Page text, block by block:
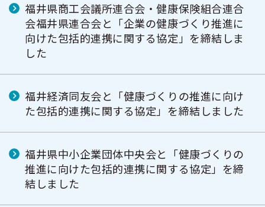
福井県商工会議所連合会・健康保険組合連合
会福井県連合会と「企業の健康づくり推進に
向けた包括的連携に関する協定」を締結しま
した
福井経済同友会と「健康づくりの推進に向け
た包括的連携に関する協定」を締結しました
福井県中小企業団体中央会と「健康づくりの
推進に向けた包括的連携に関する協定」を締
結しました